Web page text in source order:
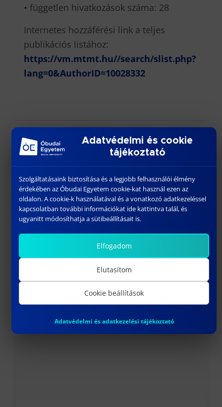
• független hivatkozások száma: 28
Internetes hozzáférési link a teljes
publikációs listához:
https://vm.mtmt.hu//search/slist.php?
lang=0&AuthorID=10028332
További híreink
DR. HABIL. HORVÁTH SÁNDOR
Adatvédelmi és cookie
tájékoztató
Szolgáltatásaink biztosítása és a legjobb felhasználói élmény
érdekében az Óbudai Egyetem cookie-kat használ ezen az
oldalon. A cookie-k használatával és a vonatkozó adatkezeléssel
kapcsolatban további információkat ide kattintva talál, és
ugyanitt módosíthatja a sütibeállításait is.
Elfogadom
Elutasítom
Cookie beállítások
Adatvédelmi és adatkezelési tájékoztató